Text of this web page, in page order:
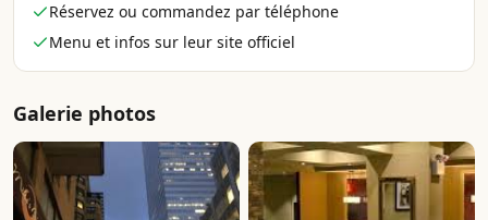
Réservez ou commandez par téléphone
Menu et infos sur leur site officiel
Galerie photos